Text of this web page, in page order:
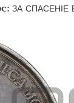
ЗА СПАСЕНIЕ